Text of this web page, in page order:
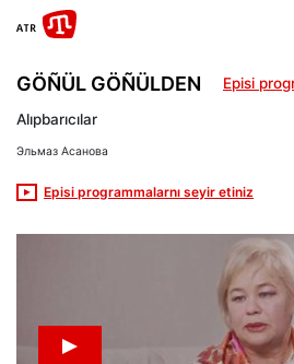
GÖÑÜL GÖÑÜLDEN Episi
Alıpbarıcılar
Эльмаз Асанова
Episi programmalarnı seyir etiniz